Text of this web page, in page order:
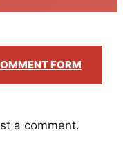
FORM
a comment.